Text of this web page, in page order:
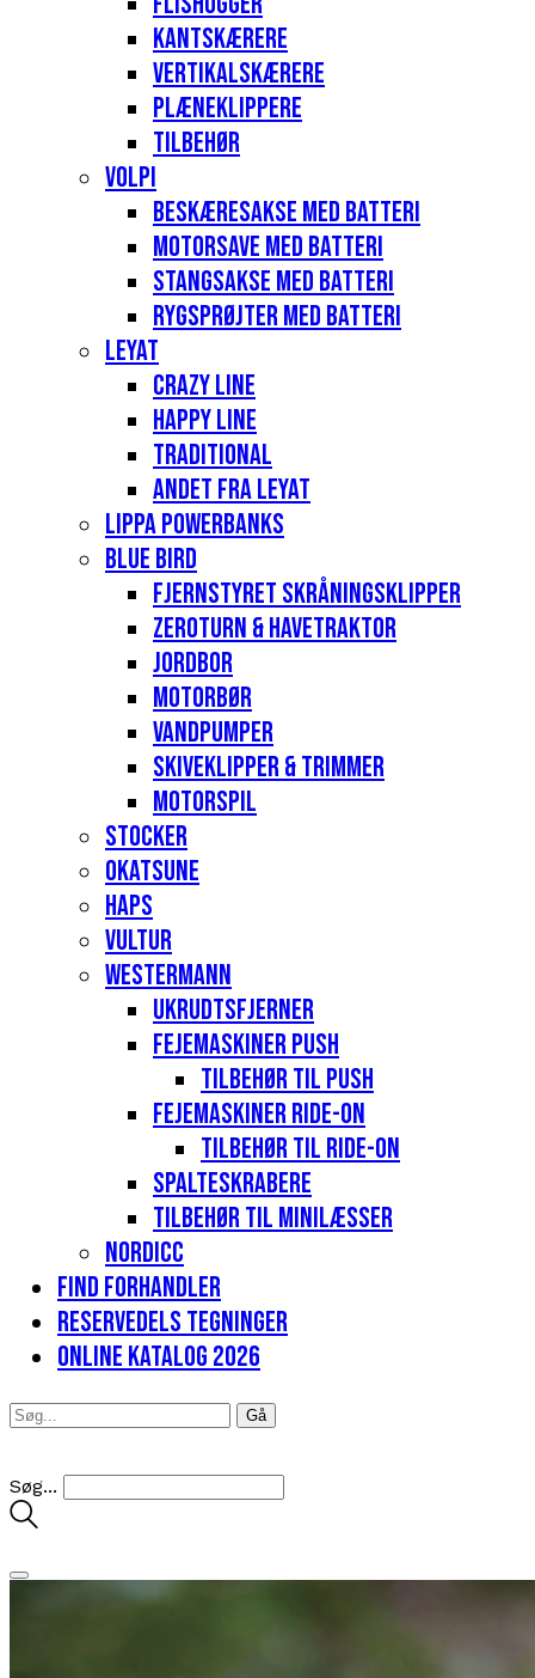
Kantskærere
Vertikalskærere
Plæneklippere
Tilbehør
Volpi
Beskæresakse med batteri
Motorsave med batteri
Stangsakse med batteri
Rygsprøjter med batteri
Leyat
Crazy Line
Happy Line
Traditional
Andet fra Leyat
Lippa Powerbanks
Blue Bird
Fjernstyret skråningsklipper
Zeroturn & havetraktor
Jordbor
Motorbør
Vandpumper
Skiveklipper & Trimmer
Motorspil
Stocker
Okatsune
Haps
Vultur
Westermann
Ukrudtsfjerner
Fejemaskiner Push
Tilbehør til push
Fejemaskiner Ride-on
Tilbehør til Ride-on
Spalteskrabere
Tilbehør til minilæsser
Nordicc
Find forhandler
Reservedels tegninger
Online katalog 2026
Søg...